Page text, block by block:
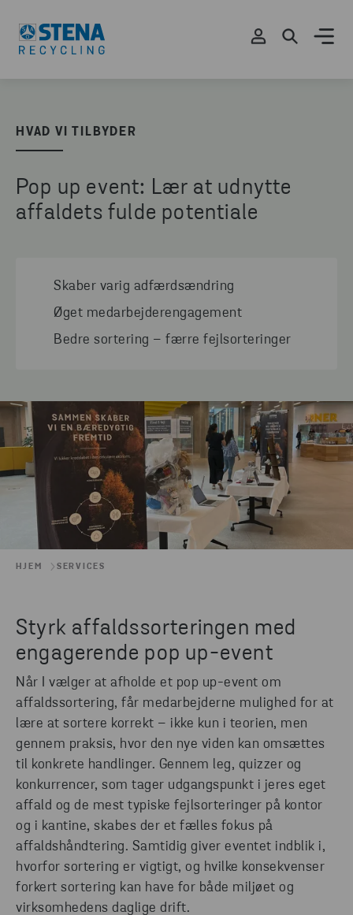
HVAD VI TILBYDER
Pop up event: Lær at udnytte
affaldets fulde potentiale
Skaber varig adfærdsændring
Øget medarbejderengagement
Bedre sortering – færre fejlsorteringer
HJEM SERVICES
Styrk affaldssorteringen med
engagerende pop up-event
Når I vælger at afholde et pop up-event om
affaldssortering, får medarbejderne mulighed for at
lære at sortere korrekt – ikke kun i teorien, men
gennem praksis, hvor den nye viden kan omsættes
til konkrete handlinger. Gennem leg, quizzer og
konkurrencer, som tager udgangspunkt i jeres eget
affald og de mest typiske fejlsorteringer på kontor
og i kantine, skabes der et fælles fokus på
affaldshåndtering. Samtidig giver eventet indblik i,
hvorfor sortering er vigtigt, og hvilke konsekvenser
forkert sortering kan have for både miljøet og
virksomhedens daglige drift.